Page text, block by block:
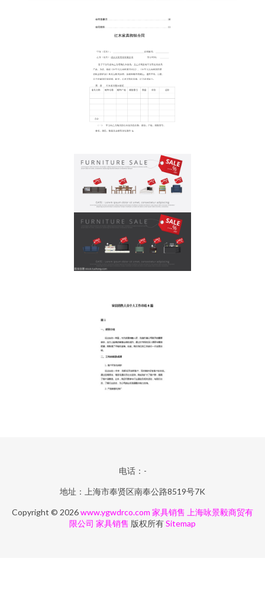
电话：-
地址：上海市奉贤区南奉公路8519号7K
Copyright © 2026www.ygwdrco.com 家具销售 上海咏景毅商贸有
限公司 家具销售 版权所有Sitemap